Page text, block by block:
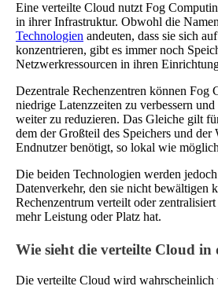
Eine verteilte Cloud nutzt Fog
in ihrer Infrastruktur. Obwohl die
Technologien andeuten, dass sie sich
konzentrieren, gibt es immer noch
Netzwerkressourcen in ihren
Dezentrale Rechenzentren können Fog
niedrige Latenzzeiten zu verbessern
weiter zu reduzieren. Das Gleiche gilt
dem der Großteil des Speichers und der
Endnutzer benötigt, so lokal wie
Die beiden Technologien werden
Datenverkehr, den sie nicht bewältigen
Rechenzentrum verteilt oder
mehr Leistung oder Platz hat.
Wie sieht die verteilte Cloud
Die verteilte Cloud wird wahrscheinlich